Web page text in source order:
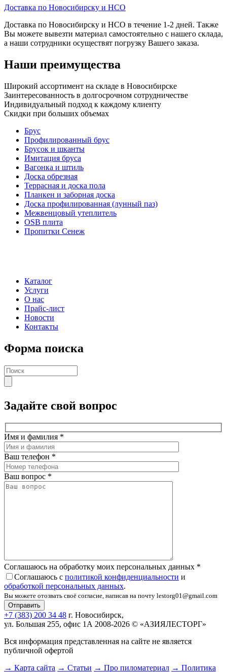
Доставка по Новосибирску и НСО
Доставка по Новосибирску и НСО в течение 1-2 дней. Также
Вы можете вывезти материал самостоятельно с нашего склада,
а наши сотрудники осуществят погрузку Вашего заказа.
Наши преимущества
Широкий ассортимент на складе в Новосибирске
Заинтересованность в долгосрочном сотрудничестве
Индивидуальный подход к каждому клиенту
Скидки при больших объемах
Брус
Профилированный брус
Брусок и шканты
Имитация бруса
Вагонка и штиль
Доска обрезная
Террасная и доска пола
Планкен и заборная доска
Доска профилированная (лунный паз)
Межвенцовый утеплитель
OSB плита
Пропитки Сенеж
Каталог
Услуги
О нас
Прайс-лист
Новости
Контакты
Форма поиска
Задайте свой вопрос
Имя и фамилия *
Ваш телефон *
Ваш вопрос *
Соглашаюсь на обработку моих персональных данных *
Соглашаюсь с политикой конфиденциальности и
обработкой персональных данных.
Вы можете отозвать своё согласие, написав на почту lestorg01@gmail.com
+7 (383) 200 34 48 г. Новосибирск,
ул. Большая 255, офис 1А 2008-2026 © «АЗИЯЛЕСТОРГ»
Вся информация представленная на сайте не является
публичной офертой
→ Карта сайта → Статьи → Про пиломатериал → Политика